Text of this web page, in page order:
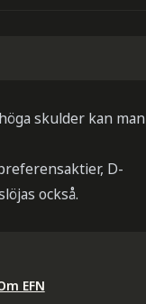
skulder kan man
D-
också.
EFN